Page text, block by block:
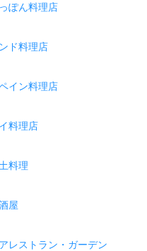
ぽん料理店
ド料理店
イン料理店
料理店
料理
屋
レストラン・ガーデン